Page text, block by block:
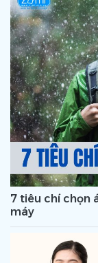
7 tiêu chí chọn
máy